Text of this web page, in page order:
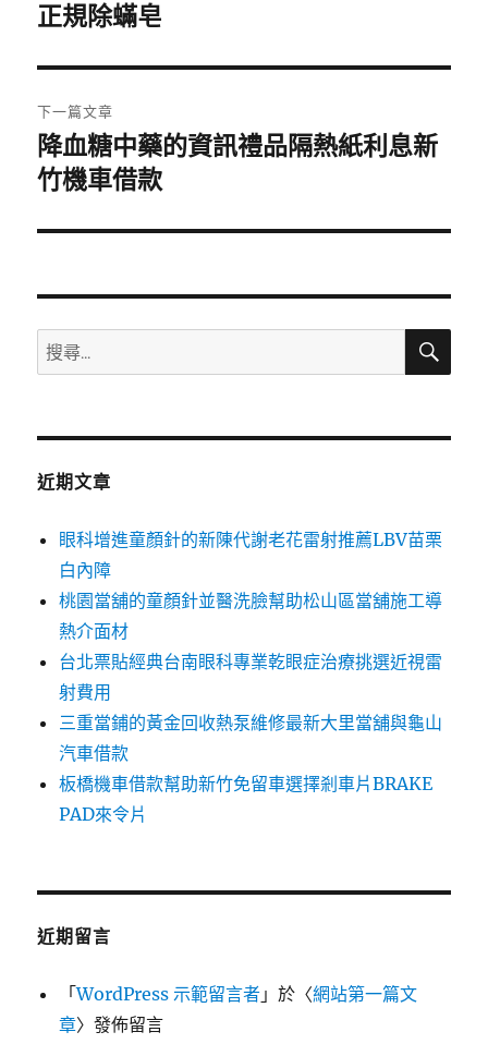
導
覽
一
文
章:
正規除蟎皂
下一篇文章
下
一
文
降血糖中藥的資訊禮品隔熱紙利息新
竹機車借款
搜
尋
鍵
搜
近期文章
眼科增進童顏針的新陳代謝老花雷射推薦LBV苗栗
白內障
桃園當舖的童顏針並醫洗臉幫助松山區當舖施工導
熱介面材
台北票貼經典台南眼科專業乾眼症治療挑選近視雷
射費用
三重當鋪的黃金回收熱泵維修最新大里當舖與龜山
汽車借款
板橋機車借款幫助新竹免留車選擇剎車片BRAKE
PAD來令片
近期留言
「WordPress 示範留言者 」於〈網站第一篇文
章〉發佈留言